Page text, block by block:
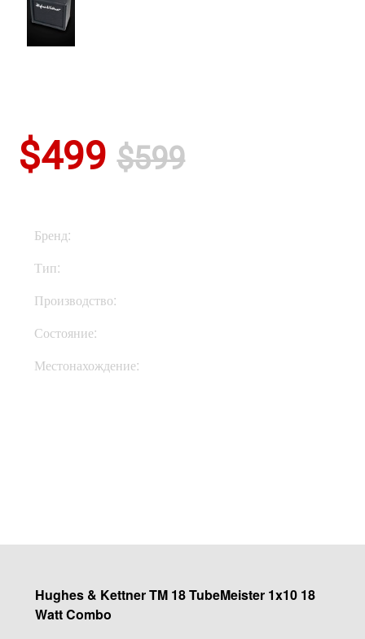
$499$599
Бренд:
Тип:
Производство:
Состояние:
Местонахождение:
Hughes & Kettner TM 18 TubeMeister 1x10 18
Watt Combo